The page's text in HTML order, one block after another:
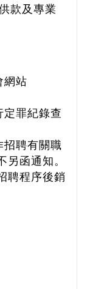
款及專業
網站
罪紀錄查
招聘有關職
另函通知。
聘程序後銷